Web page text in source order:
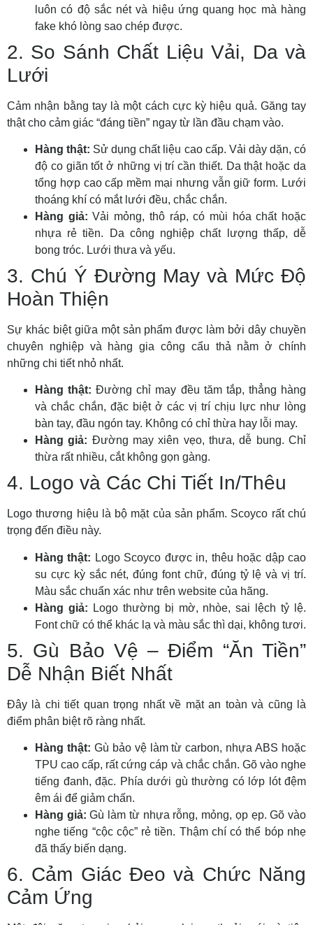
luôn có độ sắc nét và hiệu ứng quang học mà hàng
fake khó lòng sao chép được.
2. So Sánh Chất Liệu Vải, Da và
Lưới
Cảm nhận bằng tay là một cách cực kỳ hiệu quả. Găng tay
thật cho cảm giác “đáng tiền” ngay từ lần đầu chạm vào.
Hàng thật: Sử dụng chất liệu cao cấp. Vải dày dặn, có
độ co giãn tốt ở những vị trí cần thiết. Da thật hoặc da
tổng hợp cao cấp mềm mại nhưng vẫn giữ form. Lưới
thoáng khí có mắt lưới đều, chắc chắn.
Hàng giả: Vải mỏng, thô ráp, có mùi hóa chất hoặc
nhựa rẻ tiền. Da công nghiệp chất lượng thấp, dễ
bong tróc. Lưới thưa và yếu.
3. Chú Ý Đường May và Mức Độ
Hoàn Thiện
Sự khác biệt giữa một sản phẩm được làm bởi dây chuyền
chuyên nghiệp và hàng gia công cẩu thả nằm ở chính
những chi tiết nhỏ nhất.
Hàng thật: Đường chỉ may đều tăm tắp, thẳng hàng
và chắc chắn, đặc biệt ở các vị trí chịu lực như lòng
bàn tay, đầu ngón tay. Không có chỉ thừa hay lỗi may.
Hàng giả: Đường may xiên vẹo, thưa, dễ bung. Chỉ
thừa rất nhiều, cắt không gọn gàng.
4. Logo và Các Chi Tiết In/Thêu
Logo thương hiệu là bộ mặt của sản phẩm. Scoyco rất chú
trọng đến điều này.
Hàng thật: Logo Scoyco được in, thêu hoặc dập cao
su cực kỳ sắc nét, đúng font chữ, đúng tỷ lệ và vị trí.
Màu sắc chuẩn xác như trên website của hãng.
Hàng giả: Logo thường bị mờ, nhòe, sai lệch tỷ lệ.
Font chữ có thể khác lạ và màu sắc thì dại, không tươi.
5. Gù Bảo Vệ – Điểm “Ăn Tiền”
Dễ Nhận Biết Nhất
Đây là chi tiết quan trọng nhất về mặt an toàn và cũng là
điểm phân biệt rõ ràng nhất.
Hàng thật: Gù bảo vệ làm từ carbon, nhựa ABS hoặc
TPU cao cấp, rất cứng cáp và chắc chắn. Gõ vào nghe
tiếng đanh, đặc. Phía dưới gù thường có lớp lót đệm
êm ái để giảm chấn.
Hàng giả: Gù làm từ nhựa rỗng, mỏng, ọp ẹp. Gõ vào
nghe tiếng “cộc cộc” rẻ tiền. Thậm chí có thể bóp nhẹ
đã thấy biến dạng.
6. Cảm Giác Đeo và Chức Năng
Cảm Ứng